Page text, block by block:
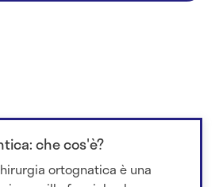
che cos'è?
ortognatica è una